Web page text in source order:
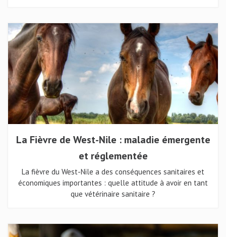
La Fièvre de West-Nile : maladie émergente
et réglementée
La fièvre du West-Nile a des conséquences sanitaires et
économiques importantes : quelle attitude à avoir en tant
que vétérinaire sanitaire ?